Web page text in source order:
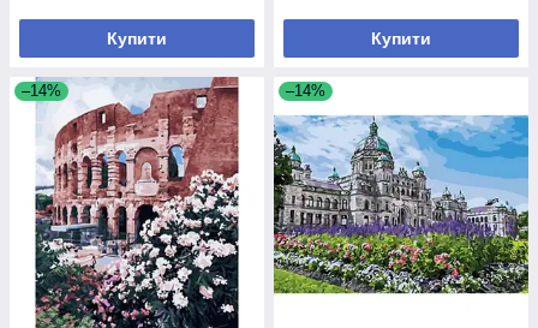
Купити Купити
–14% –14%